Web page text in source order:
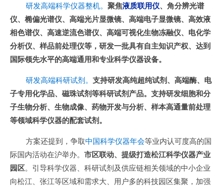
研发高端科学仪器整机。 聚焦液质联用仪、角分辨光谱
仪、椭偏光谱仪、高端光片显微镜、高端电子显微镜、高效液
相色谱仪、高速逆流色谱仪、高端可视化生物冻融仪、电化学
分析仪、样品前处理仪等，研发一批具有自主知识产权、达到
国际领先水平的高端通用和专业科学仪器设备。
研发高端科研试剂。 支持研发高纯超纯试剂、高端酶、电
子专用化学品、磁珠试剂等科研试剂产品。支持研发细胞和分
子生物分析、生物成像、药物开发与分析、样本高通量前处理
等领域科学仪器的配套试剂。
方案还提到，争取中国科学仪器年会等业内认可度高的国
际国内活动在沪举办。 市区联动、提级打造松江科学仪器产业
园区。引导科学仪器、科研试剂及供应链相关领域的中小企业
向松江、张江等区域和需求大、用户多的科技园区集聚，加强